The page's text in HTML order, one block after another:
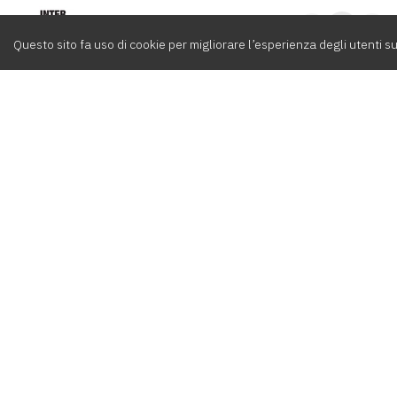
Questo sito fa uso di cookie per migliorare l’esperienza degli utenti